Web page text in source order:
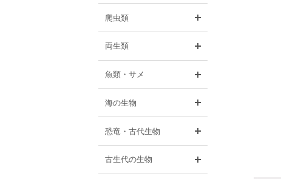
爬虫類
両生類
魚類・サメ
海の生物
恐竜・古代生物
古生代の生物